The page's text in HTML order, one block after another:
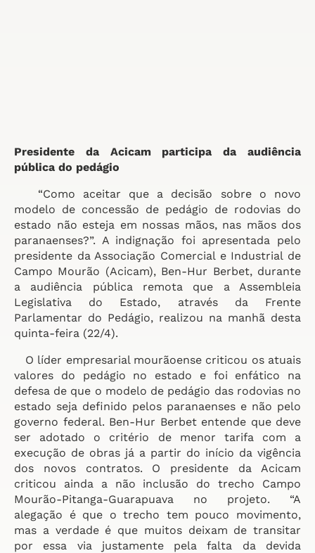
Presidente da Acicam participa da audiência
pública do pedágio
“Como aceitar que a decisão sobre o novo
modelo de concessão de pedágio de rodovias do
estado não esteja em nossas mãos, nas mãos dos
paranaenses?”. A indignação foi apresentada pelo
presidente da Associação Comercial e Industrial de
Campo Mourão (Acicam), Ben-Hur Berbet, durante
a audiência pública remota que a Assembleia
Legislativa do Estado, através da Frente
Parlamentar do Pedágio, realizou na manhã desta
quinta-feira (22/4).
O líder empresarial mourãoense criticou os atuais
valores do pedágio no estado e foi enfático na
defesa de que o modelo de pedágio das rodovias no
estado seja definido pelos paranaenses e não pelo
governo federal. Ben-Hur Berbet entende que deve
ser adotado o critério de menor tarifa com a
execução de obras já a partir do início da vigência
dos novos contratos. O presidente da Acicam
criticou ainda a não inclusão do trecho Campo
Mourão-Pitanga-Guarapuava no projeto. “A
alegação é que o trecho tem pouco movimento,
mas a verdade é que muitos deixam de transitar
por essa via justamente pela falta da devida